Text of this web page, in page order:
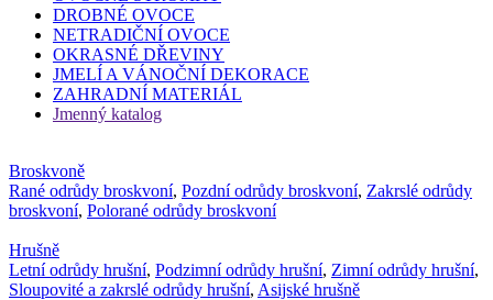
DROBNÉ OVOCE
NETRADIČNÍ OVOCE
OKRASNÉ DŘEVINY
JMELÍ A VÁNOČNÍ DEKORACE
ZAHRADNÍ MATERIÁL
Jmenný katalog
Broskvoně
Rané odrůdy broskvoní, Pozdní odrůdy broskvoní, Zakrslé odrůdy
broskvoní, Polorané odrůdy broskvoní
Hrušně
Letní odrůdy hrušní, Podzimní odrůdy hrušní, Zimní odrůdy hrušní,
Sloupovité a zakrslé odrůdy hrušní, Asijské hrušně